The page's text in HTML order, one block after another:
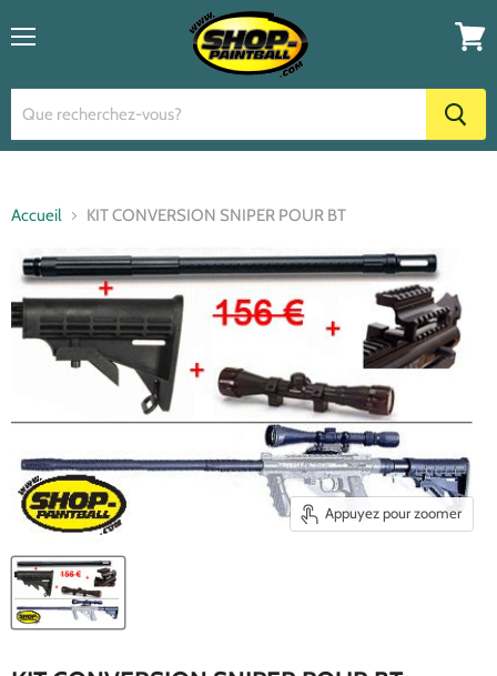
panier
Accueil KIT CONVERSION SNIPER POUR BT
Appuyez pour zoomer